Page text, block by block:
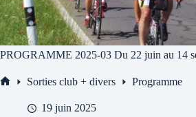
PROGRAMME 2025-03 Du 22 juin au 14
Sorties club + divers Programme
19 juin 2025